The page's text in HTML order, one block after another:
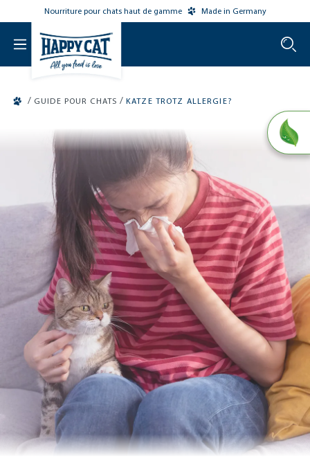
main contentNourriture pour chats haut de gamme Made in Germany
/ GUIDE POUR CHATS / KATZE TROTZ ALLERGIE?